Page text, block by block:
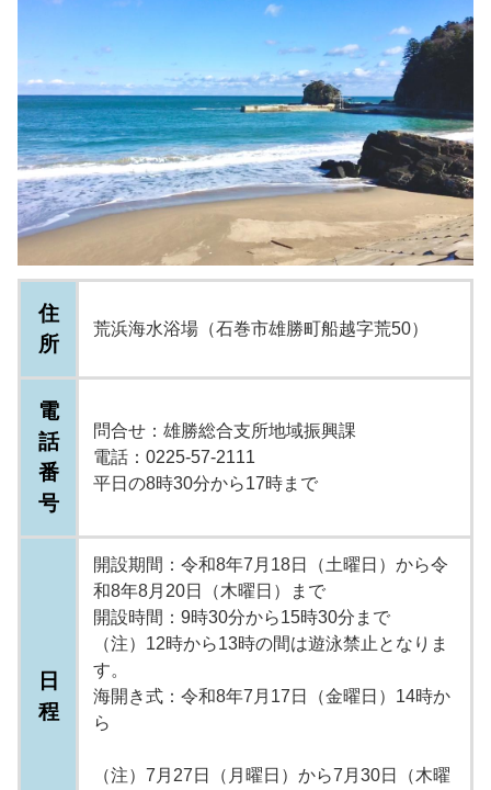
住
所
荒浜海水浴場（石巻市雄勝町船越字荒50）
電
話
番
号
問合せ：雄勝総合支所地域振興課
電話：0225-57-2111
平日の8時30分から17時まで
日
程
開設期間：令和8年7月18日（土曜日）から令
和8年8月20日（木曜日）まで
開設時間：9時30分から15時30分まで
（注）12時から13時の間は遊泳禁止となりま
す。
海開き式：令和8年7月17日（金曜日）14時か
ら
（注）7月27日（月曜日）から7月30日（木曜